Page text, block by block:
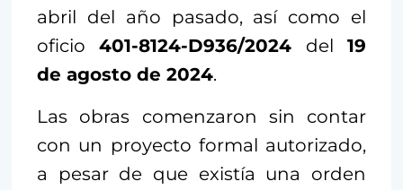
abril del año pasado, así como el
oficio401-8124-D936/2024 del19
de agosto de 2024.
Las obras comenzaron sin contar
con un proyecto formal autorizado,
a pesar de que existía una orden